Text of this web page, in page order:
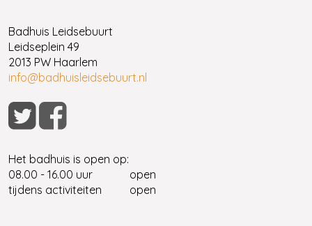
Badhuis Leidsebuurt
Leidseplein 49
2013 PW Haarlem
info@badhuisleidsebuurt.nl
Het badhuis is open op:
08.00 - 16.00 uur
open
tijdens activiteiten
open